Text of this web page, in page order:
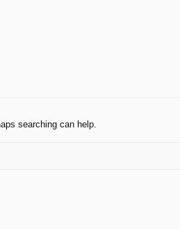
searching can help.